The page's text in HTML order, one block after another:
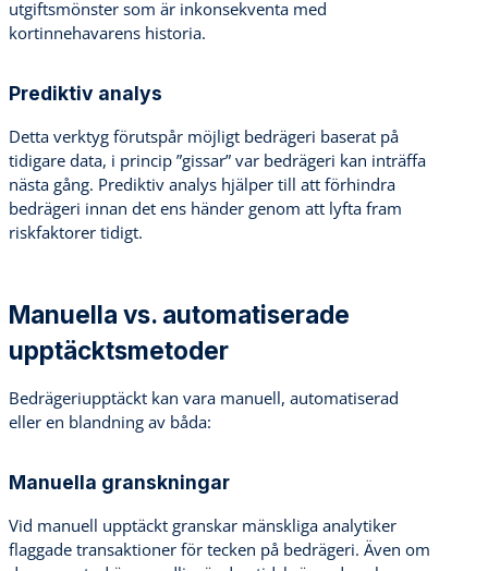
utgiftsmönster som är inkonsekventa med
kortinnehavarens historia.
Prediktiv analys
Detta verktyg förutspår möjligt bedrägeri baserat på
tidigare data, i princip ”gissar” var bedrägeri kan inträffa
nästa gång. Prediktiv analys hjälper till att förhindra
bedrägeri innan det ens händer genom att lyfta fram
riskfaktorer tidigt.
Manuella vs. automatiserade
upptäcktsmetoder
Bedrägeriupptäckt kan vara manuell, automatiserad
eller en blandning av båda:
Manuella granskningar
Vid manuell upptäckt granskar mänskliga analytiker
flaggade transaktioner för tecken på bedrägeri. Även om